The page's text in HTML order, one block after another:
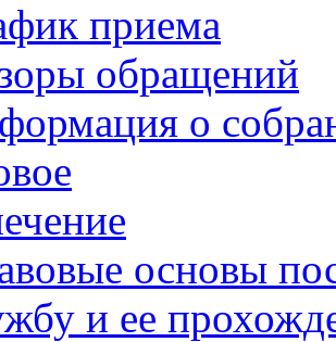
приема
обращений
о
основы
и ее